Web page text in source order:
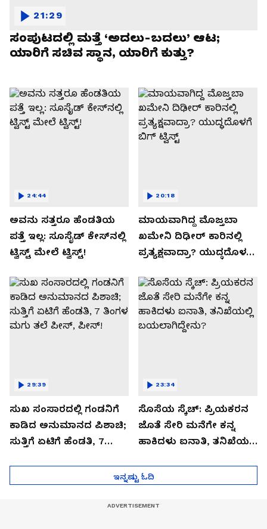
ಸಂಪುಟದಲ್ಲಿ ಮತ್ತೆ ‘ಅದಲು-ಬದಲು’ ಆಟ;
ಯಾರಿಗೆ ಸಚಿವ ಸ್ಥಾನ, ಯಾರಿಗೆ ಕುತ್ತು?
21:29
ಅವನು ಸತ್ತರೂ ಹೆಂಡತಿಯ
ಪತ್ತೆ ಇಲ್ಲ: ಸೂಸೈಡ್​​ ಕೇಸ್​​ನಲ್ಲಿ
ಟ್ವಿಸ್ಟ್​ ಮೇಲೆ ಟ್ವಿಸ್ಟ್!
24:44
ಮಾಯವಾಗಿದ್ದ ಮೊಜ್ತಬಾ
ಖಮೇನಿ ದಿಢೀರ್ ಕಾರಿನಲ್ಲಿ
ಪ್ರತ್ಯಕ್ಷವಾದ್ರಾ? ಯುದ್ಧದೊಳಗೆ
20:18
ಸುಖ ಸಂಸಾರದಲ್ಲಿ ಗಂಡನಿಗೆ
ಕಾಡಿದ ಅನುಮಾನದ ಪಿಶಾಚಿ;
ಸುತ್ತಿಗೆ ಏಟಿಗೆ ಹೆಂಡತಿ, 7
29:39
ಸೊಸೆಯ ಸ್ಕೆಚ್: ಪ್ರಿಯಕರನ
ಜೊತೆ ಸೇರಿ ಮನೆಗೇ ಕನ್ನ
ಹಾಕಿದಳು ಐನಾತಿ, ತನಿಖೆಯಲ್ಲಿ
23:34
ಇನ್ನಷ್ಟು ಓದಿ